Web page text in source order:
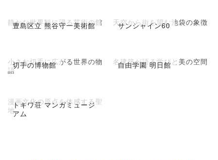
豊島区立 熊谷守一美術館
静かな世界観に浸る芸術の館 サンシャイン60
天空から街を望む池袋の象徴
切手の博物館
小さな切手に広がる世界の物
語
自由学園 明日館
名建築が語る学びと美の空間
トキワ荘 マンガミュージ
アム
漫画文化の原点を体感する聖
地